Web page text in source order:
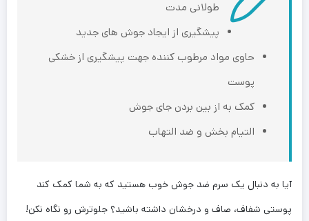
طولانی مدت
پیشگیری از ایجاد جوش های جدید
حاوی مواد مرطوب کننده جهت پیشگیری از خشکی
پوست
کمک به از بین بردن جای جوش
التیام بخش و ضد التهاب
آیا به دنبال یک سرم ضد جوش خوب هستید که به شما کمک کند
پوستی شفاف، صاف و درخشان داشته باشید؟ جلوترش رو نگاه نکن!